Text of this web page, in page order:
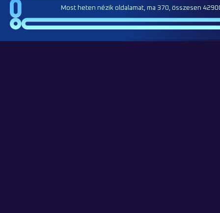
Most heten nézik oldalamat, ma 370, összesen